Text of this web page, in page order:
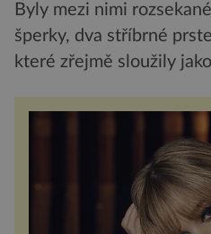
Byly mezi nimi
šperky, dva stříbrné
které zřejmě sloužily